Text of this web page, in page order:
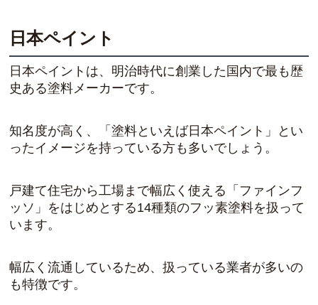
日本ペイント
日本ペイントは、明治時代に創業した国内で最も歴
史ある塗料メーカーです。
知名度が高く、「塗料といえば日本ペイント」とい
ったイメージを持っている方も多いでしょう。
戸建て住宅から工場まで幅広く使える「ファインフ
ッソ」をはじめとする14種類のフッ素塗料を扱って
います。
幅広く流通しているため、扱っている業者が多いの
も特徴です。